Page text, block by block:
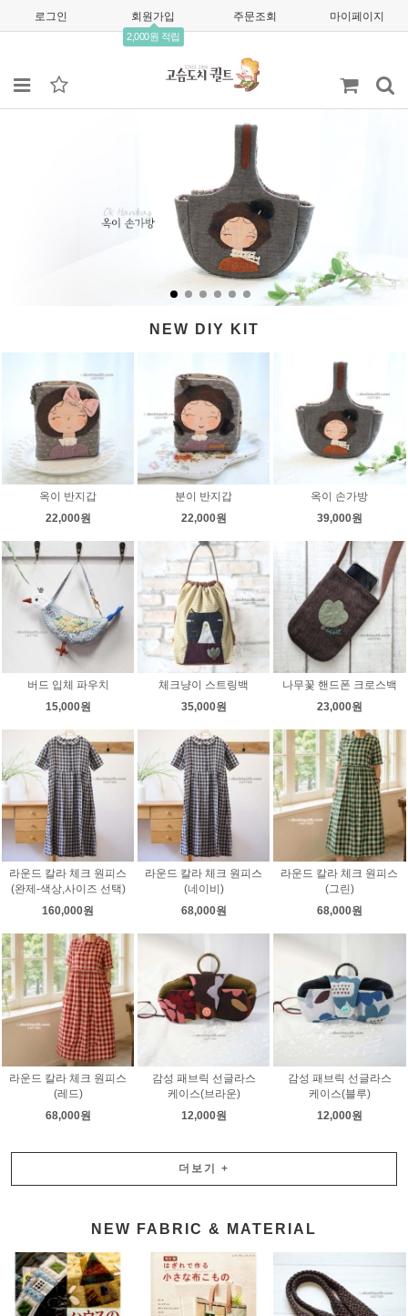
로그인 회원가입
2,000원 적립
주문조회 마이페이지
NEW DIY KIT
옥이 반지갑
22,000원
분이 반지갑
22,000원
옥이 손가방
39,000원
버드 입체 파우치
15,000원
체크냥이 스트링백
35,000원
나무꽃 핸드폰 크로스백
23,000원
라운드 칼라 체크 원피스
(완제-색상,사이즈 선택)
160,000원
라운드 칼라 체크 원피스
(네이비)
68,000원
라운드 칼라 체크 원피스
(그린)
68,000원
라운드 칼라 체크 원피스
(레드)
68,000원
감성 패브릭 선글라스
케이스(브라운)
12,000원
감성 패브릭 선글라스
케이스(블루)
12,000원
더보기 +
NEW FABRIC & MATERIAL